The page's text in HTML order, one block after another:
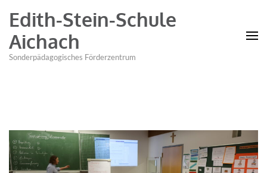
Edith-Stein-Schule
Aichach
Sonderpädagogisches Förderzentrum